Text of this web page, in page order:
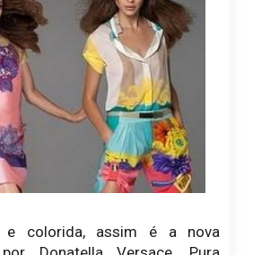
e colorida, assim é a nova